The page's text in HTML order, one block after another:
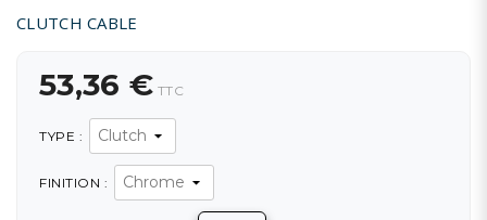
CLUTCH CABLE
53,36 € TTC
TYPE :
FINITION :